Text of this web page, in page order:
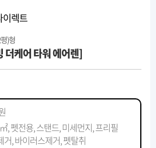
이렉트
)형
더케어 타워 에어렌]
, 펫전용, 스탠드, 미세먼지, 프리필
거, 바이러스제거, 펫탈취